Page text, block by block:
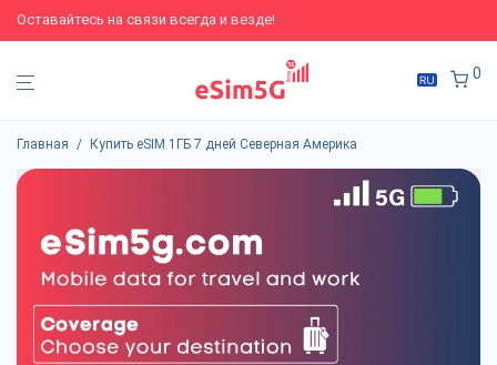
Оставайтесь на связи всегда и везде!
0
Главная / Купить eSIM 1ГБ 7 дней Северная Америка